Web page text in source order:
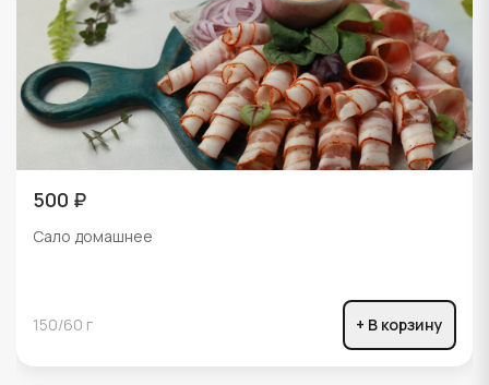
500 ₽
Сало домашнее
150/60 г + В корзину